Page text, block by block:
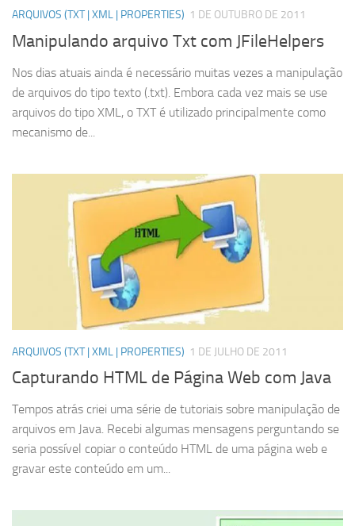
ARQUIVOS (TXT | XML | PROPERTIES) 1 DE OUTUBRO DE 2011
Manipulando arquivo Txt com JFileHelpers
Nos dias atuais ainda é necessário muitas vezes a manipulação
de arquivos do tipo texto (.txt). Embora cada vez mais se use
arquivos do tipo XML, o TXT é utilizado principalmente como
mecanismo de...
ARQUIVOS (TXT | XML | PROPERTIES) 1 DE JULHO DE 2011
Capturando HTML de Página Web com Java
Tempos atrás criei uma série de tutoriais sobre manipulação de
arquivos em Java. Recebi algumas mensagens perguntando se
seria possível copiar o conteúdo HTML de uma página web e
gravar este conteúdo em um...